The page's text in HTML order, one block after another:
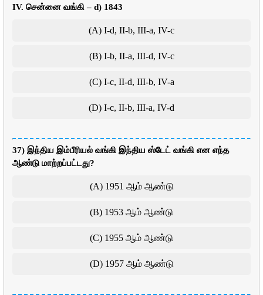
IV. சென்னை வங்கி – d) 1843
(A) I-d, II-b, III-a, IV-c
(B) I-b, II-a, III-d, IV-c
(C) I-c, II-d, III-b, IV-a
(D) I-c, II-b, III-a, IV-d
37) இந்திய இம்பீரியல் வங்கி இந்திய ஸ்டேட் வங்கி என எந்த
ஆண்டு மாற்றப்பட்டது?
(A) 1951 ஆம் ஆண்டு
(B) 1953 ஆம் ஆண்டு
(C) 1955 ஆம் ஆண்டு
(D) 1957 ஆம் ஆண்டு